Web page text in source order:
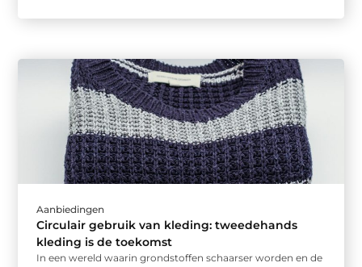
Aanbiedingen
Circulair gebruik van kleding: tweedehands
kleding is de toekomst
In een wereld waarin grondstoffen schaarser worden en de